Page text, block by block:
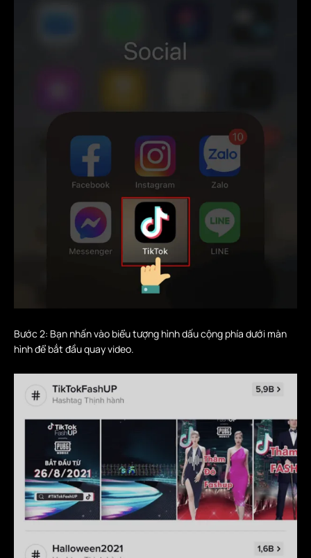
Bước 2: Bạn nhấn vào biểu tượng hình dấu cộng phía dưới màn
hình để bắt đầu quay video.